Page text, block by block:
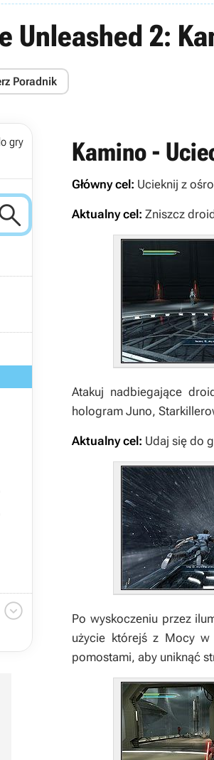
Unleashed 2:
Poradnik
gry

Kamino -
Główny cel: Ucieknij z
Aktualny cel: Zniszcz
Atakuj nadbiegające
hologram Juno,
Aktualny cel: Udaj się do
Po wyskoczeniu przez
użycie którejś z Mocy w
pomostami, aby uniknąć